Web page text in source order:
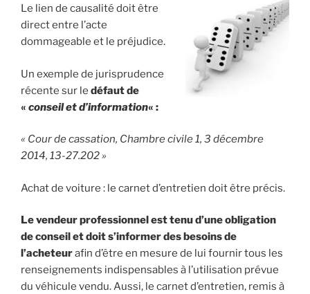
Le lien de causalité doit être
direct entre l’acte
dommageable et le préjudice.
Un exemple de jurisprudence
récente sur le défaut de
« conseil et d’information« :
« Cour de cassation, Chambre civile 1, 3 décembre
2014, 13-27.202 »
Achat de voiture : le carnet d’entretien doit être précis.
Le vendeur professionnel est tenu d’une obligation
de conseil et doit s’informer des besoins de
l’acheteurafin d’être en mesure de lui fournir tous les
renseignements indispensables à l’utilisation prévue
du véhicule vendu. Aussi, le carnet d’entretien, remis à